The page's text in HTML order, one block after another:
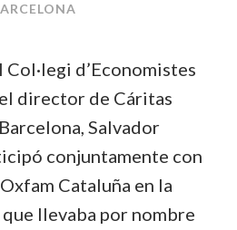
d’Economistes
director de Cáritas
Salvador
conjuntamente con
Cataluña en la
llevaba por nombre